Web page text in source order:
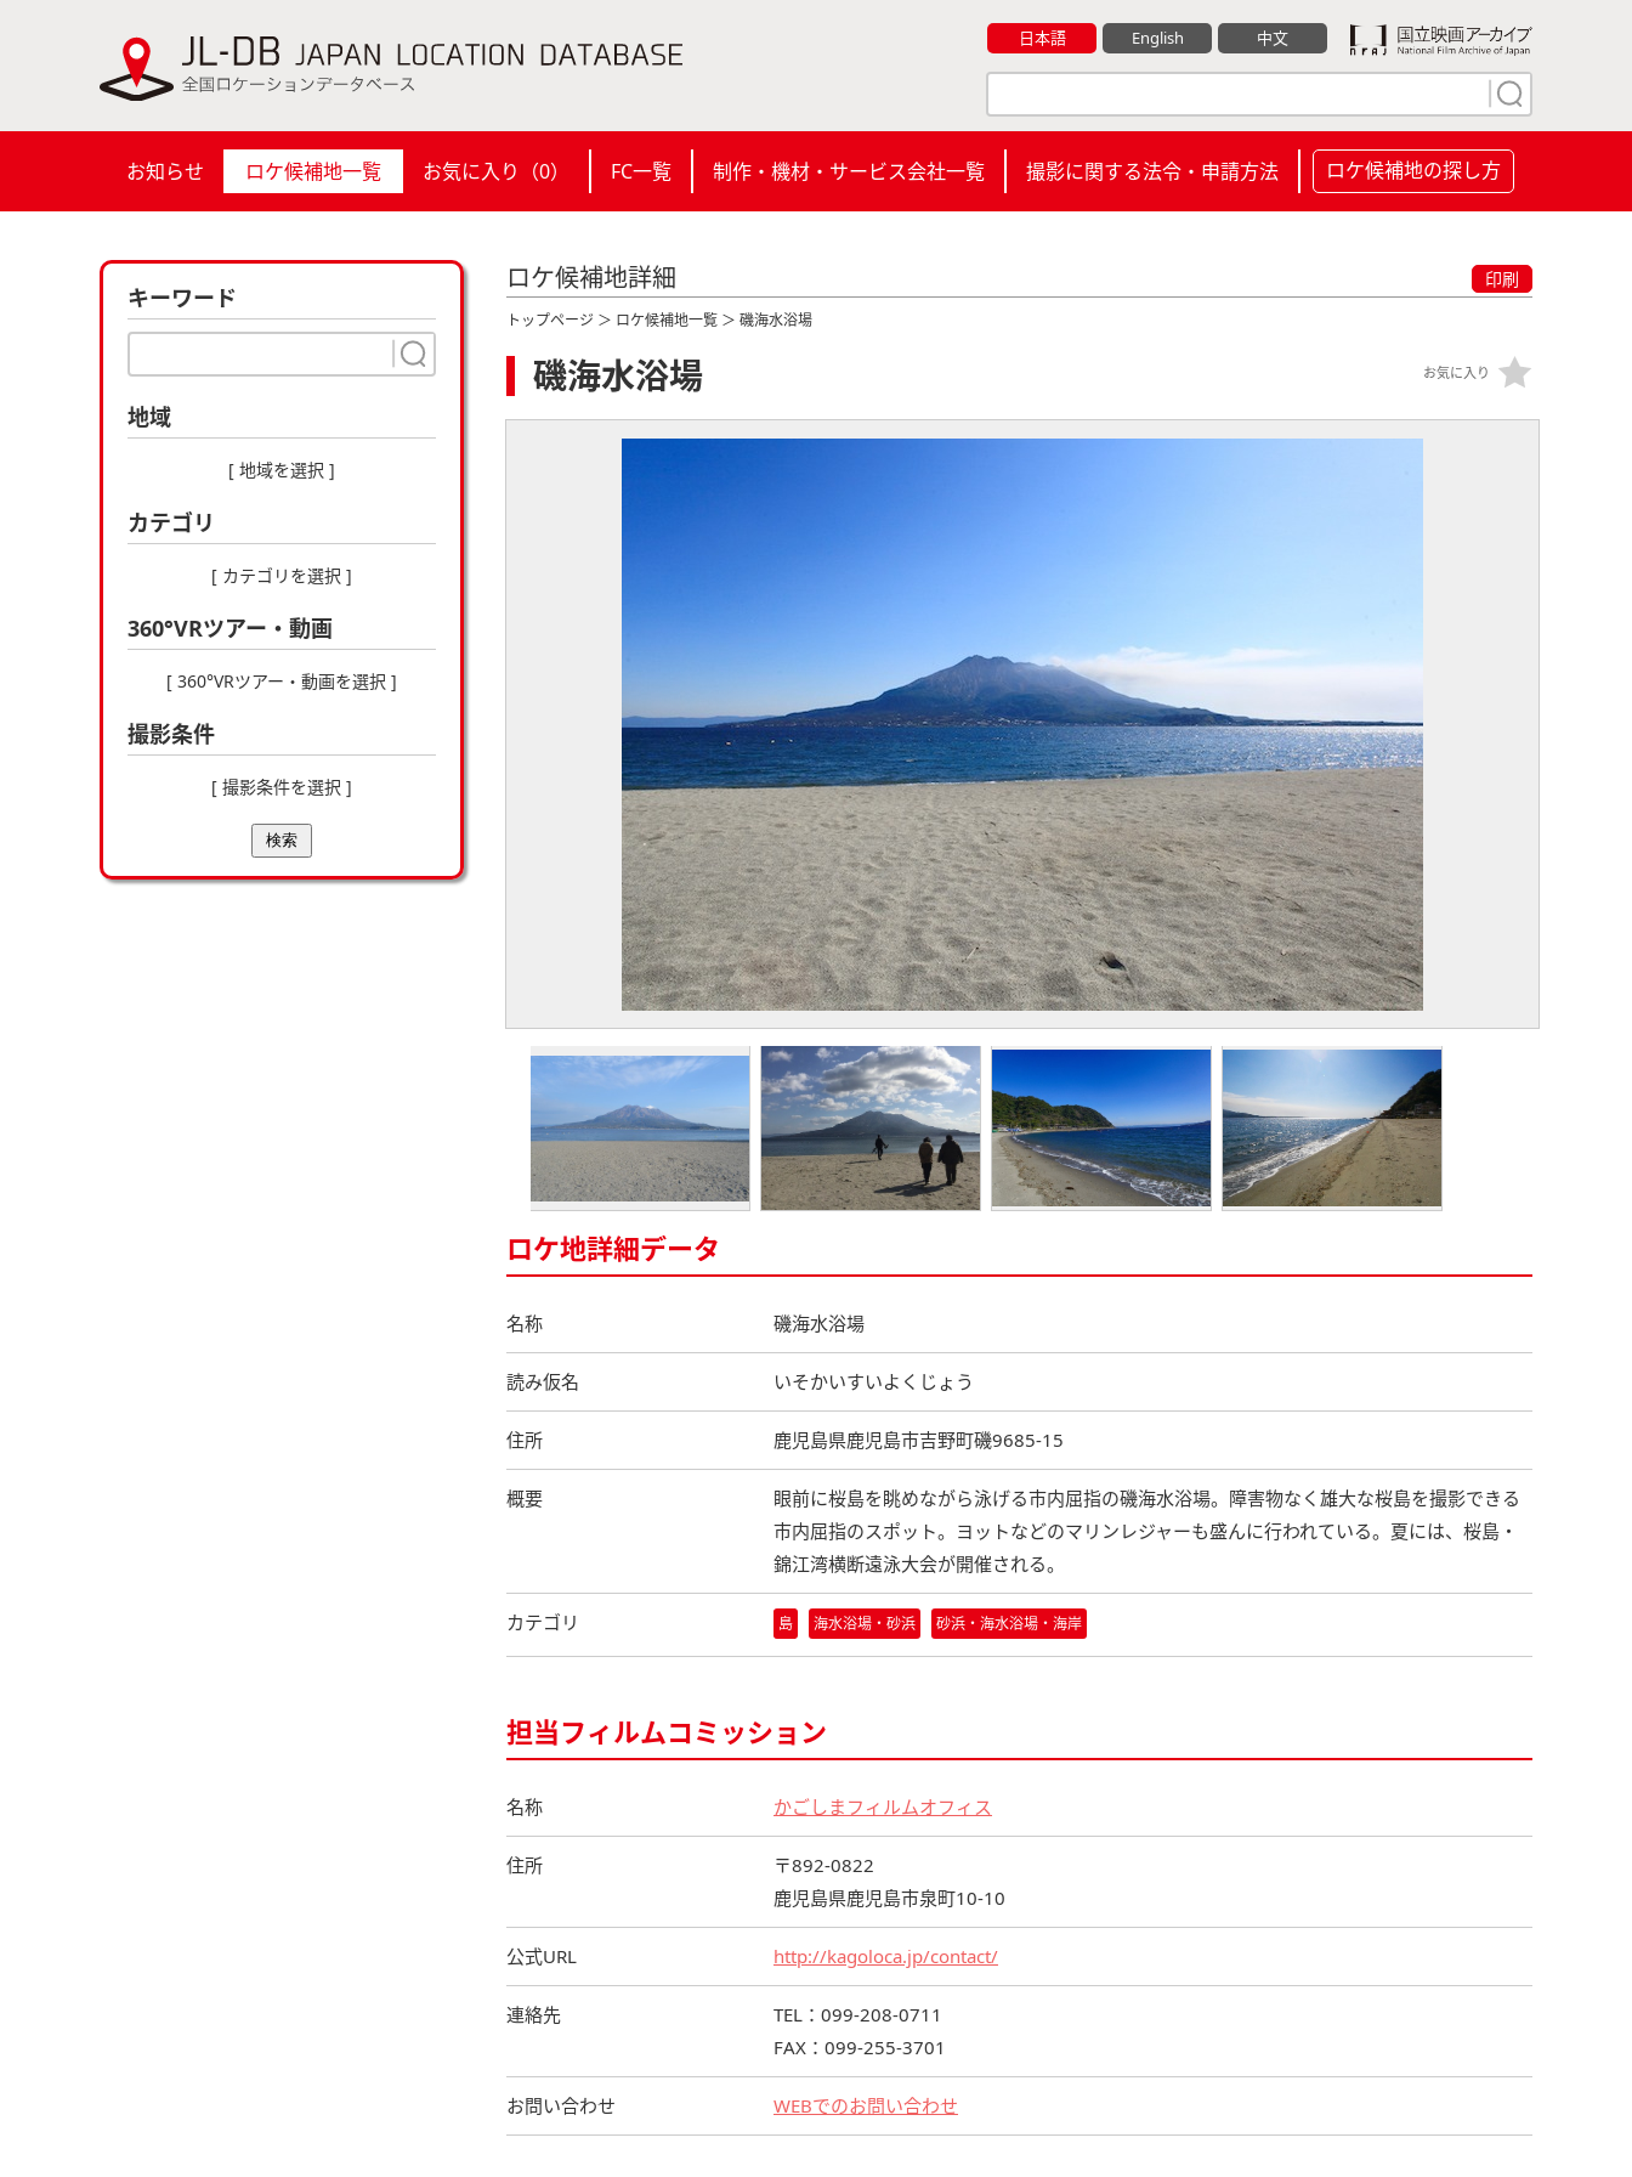
日本語 English 中文
お知らせ ロケ候補地一覧 お気に入り（0） FC一覧 制作・機材・サービス会社一覧 撮影に関する法令・申請方法 ロケ候補地の探し方
キーワード
地域
[ 地域を選択 ]
カテゴリ
[ カテゴリを選択 ]
360°VRツアー・動画
[ 360°VRツアー・動画を選択 ]
撮影条件
[ 撮影条件を選択 ]
検索
ロケ候補地詳細 印刷
トップページ ＞ ロケ候補地一覧 ＞ 磯海水浴場
磯海水浴場 お気に入り
ロケ地詳細データ
名称 磯海水浴場
読み仮名 いそかいすいよくじょう
住所 鹿児島県鹿児島市吉野町磯9685-15
概要
眼前に桜島を眺めながら泳げる市内屈指の磯海水浴場。障害物なく雄大な桜島を撮影できる
市内屈指のスポット。ヨットなどのマリンレジャーも盛んに行われている。夏には、桜島・
錦江湾横断遠泳大会が開催される。
カテゴリ 島 海水浴場・砂浜 砂浜・海水浴場・海岸
担当フィルムコミッション
名称 かごしまフィルムオフィス
住所
〒892-0822
鹿児島県鹿児島市泉町10-10
公式URL http://kagoloca.jp/contact/
連絡先
TEL：099-208-0711
FAX：099-255-3701
お問い合わせ WEBでのお問い合わせ